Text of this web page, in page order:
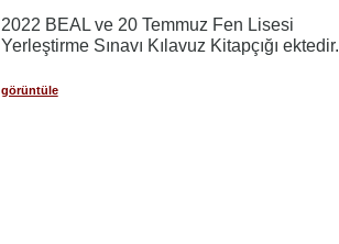
2022 BEAL ve 20 Temmuz Fen Lisesi
Yerleştirme Sınavı Kılavuz Kitapçığı ektedir.
görüntüle